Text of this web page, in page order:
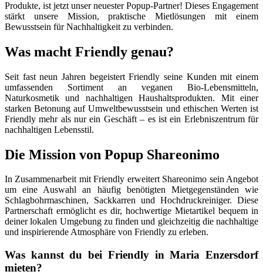
Produkte, ist jetzt unser neuester Popup-Partner! Dieses Engagement
stärkt unsere Mission, praktische Mietlösungen mit einem
Bewusstsein für Nachhaltigkeit zu verbinden.
Was macht Friendly genau?
Seit fast neun Jahren begeistert Friendly seine Kunden mit einem
umfassenden Sortiment an veganen Bio-Lebensmitteln,
Naturkosmetik und nachhaltigen Haushaltsprodukten. Mit einer
starken Betonung auf Umweltbewusstsein und ethischen Werten ist
Friendly mehr als nur ein Geschäft – es ist ein Erlebniszentrum für
nachhaltigen Lebensstil.
Die Mission von Popup Shareonimo
In Zusammenarbeit mit Friendly erweitert Shareonimo sein Angebot
um eine Auswahl an häufig benötigten Mietgegenständen wie
Schlagbohrmaschinen, Sackkarren und Hochdruckreiniger. Diese
Partnerschaft ermöglicht es dir, hochwertige Mietartikel bequem in
deiner lokalen Umgebung zu finden und gleichzeitig die nachhaltige
und inspirierende Atmosphäre von Friendly zu erleben.
Was kannst du bei Friendly in Maria Enzersdorf
mieten?